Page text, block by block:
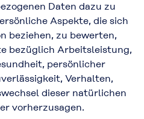
Daten dazu zu
Aspekte, die sich
beziehen, zu bewerten,
bezüglich Arbeitsleistung,
persönlicher
Verhalten,
dieser natürlichen
vorherzusagen.